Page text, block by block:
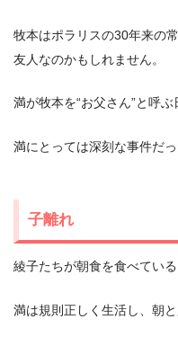
牧本はポラリスの30年来の
友人なのかもしれません。
満が牧本を“お父さん”と呼ぶ
満にとっては深刻な事件だっ
子離れ
綾子たちが朝食を食べてい
満は規則正しく生活し、朝